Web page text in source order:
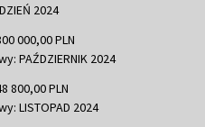
2024
000,00 PLN
PAŹDZIERNIK 2024
800,00 PLN
LISTOPAD 2024